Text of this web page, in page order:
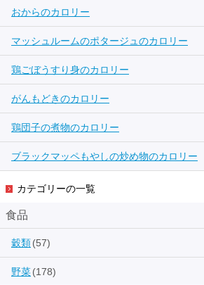
おからのカロリー
マッシュルームのポタージュのカロリー
鶏ごぼうすり身のカロリー
がんもどきのカロリー
鶏団子の煮物のカロリー
ブラックマッペもやしの炒め物のカロリー
カテゴリーの一覧
食品
穀類(57)
野菜(178)